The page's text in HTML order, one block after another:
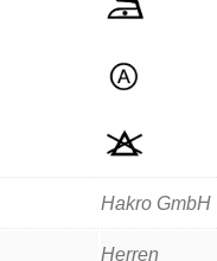
Hakro GmbH
Herren